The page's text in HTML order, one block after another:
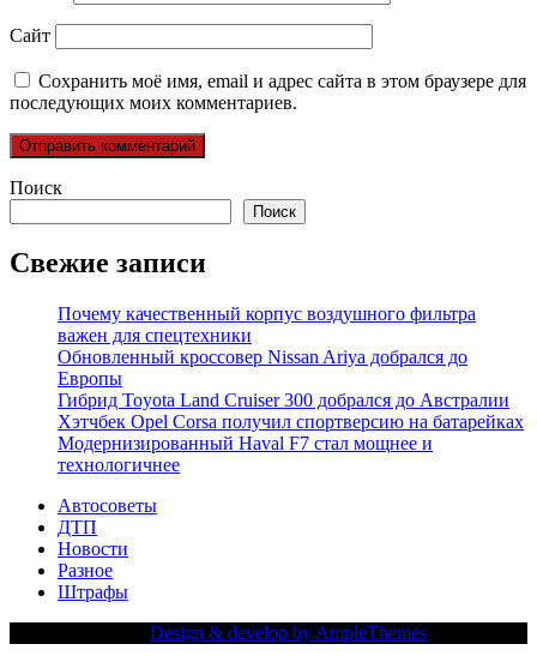
Сайт
Сохранить моё имя, email и адрес сайта в этом браузере для
последующих моих комментариев.
Поиск
Поиск
Свежие записи
Почему качественный корпус воздушного фильтра
важен для спецтехники
Обновленный кроссовер Nissan Ariya добрался до
Европы
Гибрид Toyota Land Cruiser 300 добрался до Австралии
Хэтчбек Opel Corsa получил спортверсию на батарейках
Модернизированный Haval F7 стал мощнее и
технологичнее
Автосоветы
ДТП
Новости
Разное
Штрафы
Design & develop by AmpleThemes